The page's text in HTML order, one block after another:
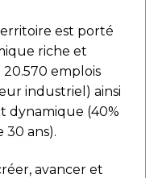
est porté
riche et
emplois
industriel) ainsi
dynamique (40%
30 ans).
avancer et